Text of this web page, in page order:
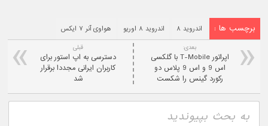
برچسب ها : اندروید ۸ اندروید ۸ اوریو هواوی آنر ۷ ایکس
قبلی
دسترسی به اپ استور برای
کاربران ایرانی مجددا برقرار
شد
بعدی:
اپراتور T-Mobile با گلکسی
اس 9 و اس 9 پلاس دو
رکورد گینس را شکست